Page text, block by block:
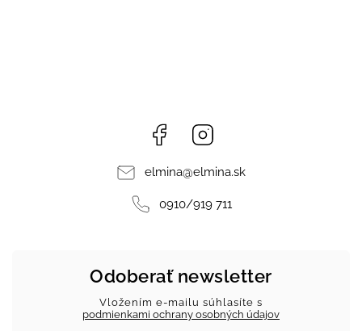
Facebook
elmina@elmina.sk
0910/919 711
Odoberať newsletter
Vložením e-mailu súhlasíte s
podmienkami ochrany osobných údajov